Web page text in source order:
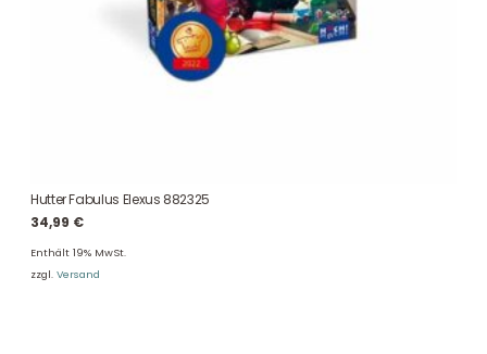
Hutter Fabulus Elexus 882325
34,99 €
Enthält 19% MwSt.
zzgl. Versand